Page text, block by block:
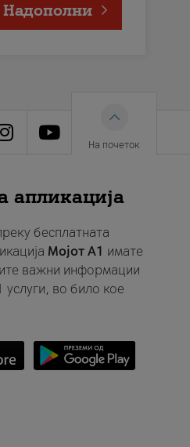
Надополни
На почеток
апликација
бесплатната
Мојот A1 имате
важни информации
услуги, во било кое